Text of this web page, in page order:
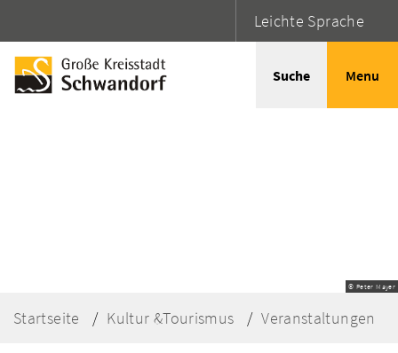
Leichte Sprache
Suche Menu
© Peter Mayer
Startseite Kultur &Tourismus Veranstaltungen